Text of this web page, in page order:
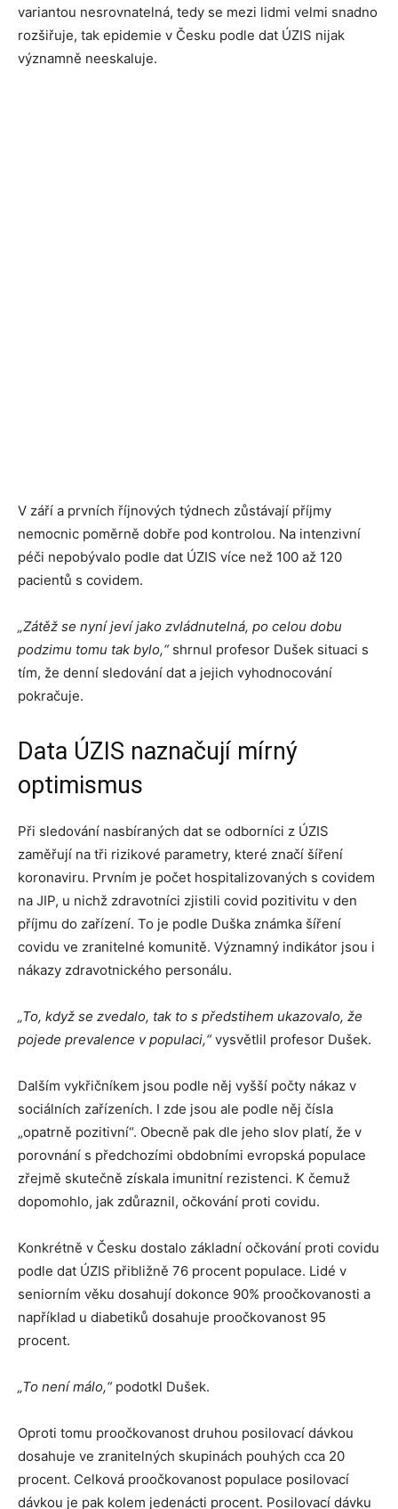
variantou nesrovnatelná, tedy se mezi lidmi velmi snadno
rozšiřuje, tak epidemie v Česku podle dat ÚZIS nijak
významně neeskaluje.
V září a prvních říjnových týdnech zůstávají příjmy
nemocnic poměrně dobře pod kontrolou. Na intenzivní
péči nepobývalo podle dat ÚZIS více než 100 až 120
pacientů s covidem.
„Zátěž se nyní jeví jako zvládnutelná, po celou dobu
podzimu tomu tak bylo,“shrnul profesor Dušek situaci s
tím, že denní sledování dat a jejich vyhodnocování
pokračuje.
Data ÚZIS naznačují mírný
optimismus
Při sledování nasbíraných dat se odborníci z ÚZIS
zaměřují na tři rizikové parametry, které značí šíření
koronaviru. Prvním je počet hospitalizovaných s covidem
na JIP, u nichž zdravotníci zjistili covid pozitivitu v den
příjmu do zařízení. To je podle Duška známka šíření
covidu ve zranitelné komunitě. Významný indikátor jsou i
nákazy zdravotnického personálu.
„To, když se zvedalo, tak to s předstihem ukazovalo, že
pojede prevalence v populaci,“vysvětlil profesor Dušek.
Dalším vykřičníkem jsou podle něj vyšší počty nákaz v
sociálních zařízeních. I zde jsou ale podle něj čísla
„opatrně pozitivní“. Obecně pak dle jeho slov platí, že v
porovnání s předchozími obdobními evropská populace
zřejmě skutečně získala imunitní rezistenci. K čemuž
dopomohlo, jak zdůraznil, očkování proti covidu.
Konkrétně v Česku dostalo základní očkování proti covidu
podle dat ÚZIS přibližně 76 procent populace. Lidé v
seniorním věku dosahují dokonce 90% proočkovanosti a
například u diabetiků dosahuje proočkovanost 95
procent.
„To není málo,“podotkl Dušek.
Oproti tomu proočkovanost druhou posilovací dávkou
dosahuje ve zranitelných skupinách pouhých cca 20
procent. Celková proočkovanost populace posilovací
dávkou je pak kolem jedenácti procent. Posilovací dávku